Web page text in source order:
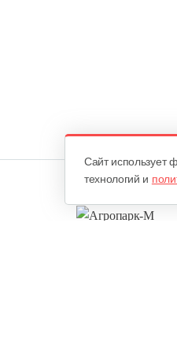
Cайт использует
технологий и